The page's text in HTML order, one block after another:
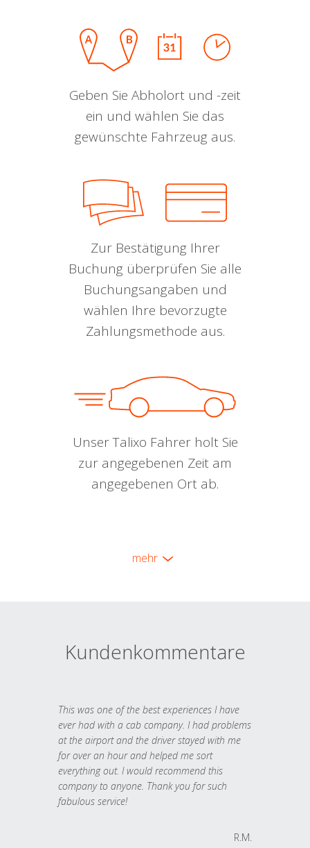
Geben Sie Abholort und -zeit
ein und wählen Sie das
gewünschte Fahrzeug aus.
Zur Bestätigung Ihrer
Buchung überprüfen Sie alle
Buchungsangaben und
wählen Ihre bevorzugte
Zahlungsmethode aus.
Unser Talixo Fahrer holt Sie
zur angegebenen Zeit am
angegebenen Ort ab.
mehr
Kundenkommentare
This was one of the best experiences I have
ever had with a cab company. I had problems
at the airport and the driver stayed with me
for over an hour and helped me sort
everything out. I would recommend this
company to anyone. Thank you for such
fabulous service!
R.M.